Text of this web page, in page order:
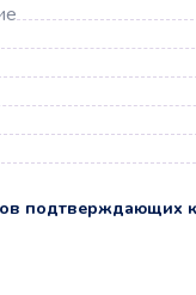
подтверждающих